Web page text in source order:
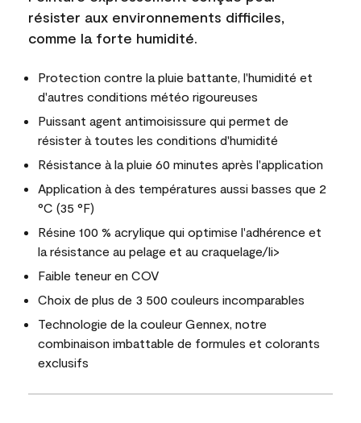
résister aux environnements difficiles,
comme la forte humidité.
Protection contre la pluie battante, l'humidité et
d'autres conditions météo rigoureuses
Puissant agent antimoisissure qui permet de
résister à toutes les conditions d'humidité
Résistance à la pluie 60 minutes après l'application
Application à des températures aussi basses que 2
°C (35 °F)
Résine 100 % acrylique qui optimise l'adhérence et
la résistance au pelage et au craquelage/li>
Faible teneur en COV
Choix de plus de 3 500 couleurs incomparables
Technologie de la couleur Gennex, notre
combinaison imbattable de formules et colorants
exclusifs